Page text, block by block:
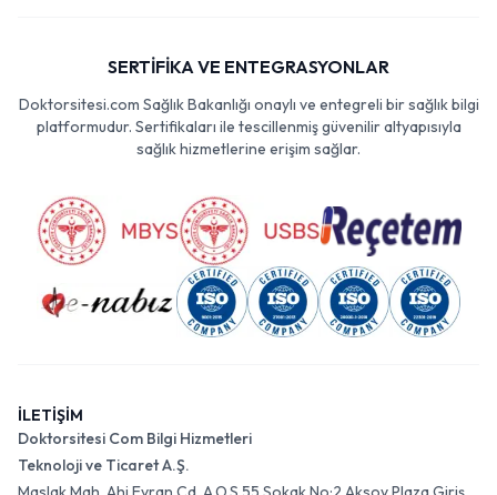
SERTİFİKA VE ENTEGRASYONLAR
Doktorsitesi.com Sağlık Bakanlığı onaylı ve entegreli bir sağlık bilgi
platformudur. Sertifikaları ile tescillenmiş güvenilir altyapısıyla
sağlık hizmetlerine erişim sağlar.
İLETİŞİM
Doktorsitesi Com Bilgi Hizmetleri
Teknoloji ve Ticaret A.Ş.